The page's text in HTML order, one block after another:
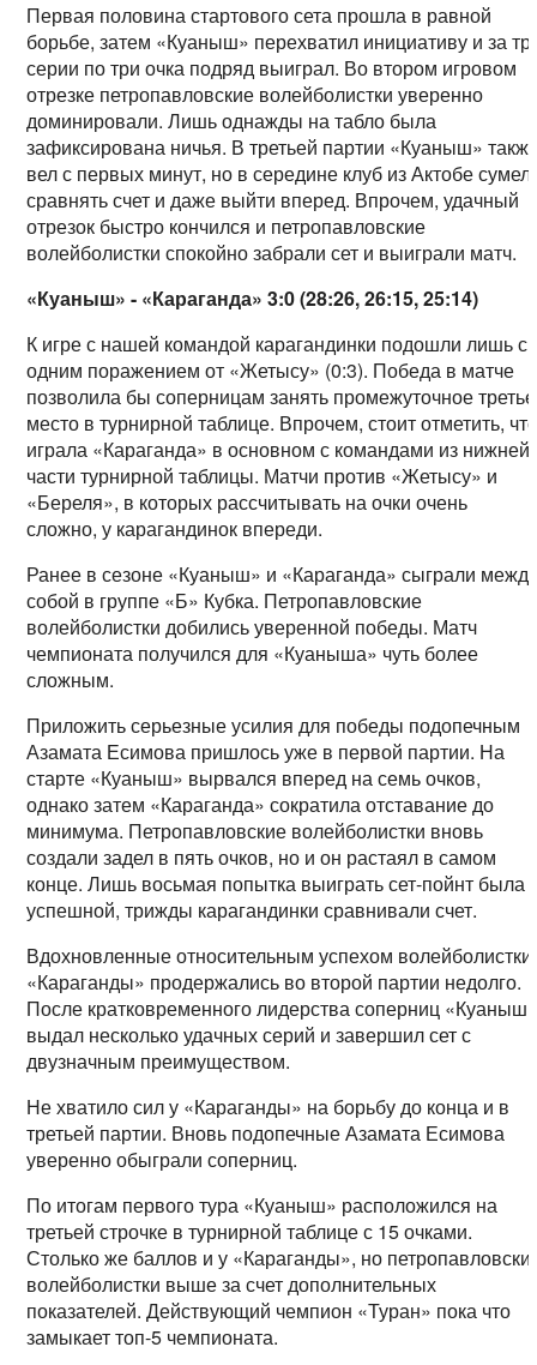
Первая половина стартового сета прошла в равной
борьбе, затем «Куаныш» перехватил инициативу и за
серии по три очка подряд выиграл. Во втором игровом
отрезке петропавловские волейболистки уверенно
доминировали. Лишь однажды на табло была
зафиксирована ничья. В третьей партии «Куаныш»
вел с первых минут, но в середине клуб из Актобе сумел
сравнять счет и даже выйти вперед. Впрочем, удачный
отрезок быстро кончился и петропавловские
волейболистки спокойно забрали сет и выиграли матч.
«Куаныш» - «Караганда» 3:0 (28:26, 26:15, 25:14)
К игре с нашей командой карагандинки подошли лишь с
одним поражением от «Жетысу» (0:3). Победа в матче
позволила бы соперницам занять промежуточное третье
место в турнирной таблице. Впрочем, стоит отметить,
играла «Караганда» в основном с командами из нижней
части турнирной таблицы. Матчи против «Жетысу» и
«Береля», в которых рассчитывать на очки очень
сложно, у карагандинок впереди.
Ранее в сезоне «Куаныш» и «Караганда» сыграли
собой в группе «Б» Кубка. Петропавловские
волейболистки добились уверенной победы. Матч
чемпионата получился для «Куаныша» чуть более
сложным.
Приложить серьезные усилия для победы подопечным
Азамата Есимова пришлось уже в первой партии. На
старте «Куаныш» вырвался вперед на семь очков,
однако затем «Караганда» сократила отставание до
минимума. Петропавловские волейболистки вновь
создали задел в пять очков, но и он растаял в самом
конце. Лишь восьмая попытка выиграть сет-пойнт была
успешной, трижды карагандинки сравнивали счет.
Вдохновленные относительным успехом волейболистки
«Караганды» продержались во второй партии недолго.
После кратковременного лидерства соперниц
выдал несколько удачных серий и завершил сет с
двузначным преимуществом.
Не хватило сил у «Караганды» на борьбу до конца и в
третьей партии. Вновь подопечные Азамата Есимова
уверенно обыграли соперниц.
По итогам первого тура «Куаныш» расположился на
третьей строчке в турнирной таблице с 15 очками.
Столько же баллов и у «Караганды», но
волейболистки выше за счет дополнительных
показателей. Действующий чемпион «Туран» пока что
замыкает топ-5 чемпионата.